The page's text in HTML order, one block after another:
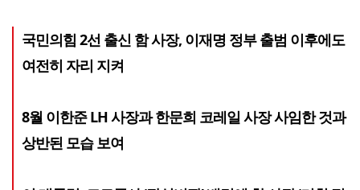
국민의힘 2선 출신 함 사장, 이재명 정부 출범 이후에도
여전히 자리 지켜
8월 이한준 LH 사장과 한문희 코레일 사장 사임한 것과
상반된 모습 보여